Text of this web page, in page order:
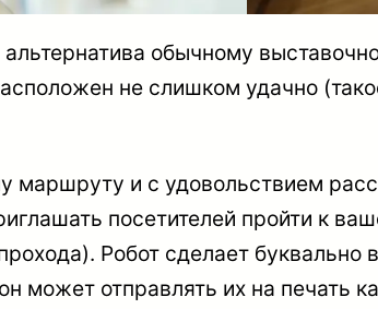
обычному
не слишком удачно
маршруту и с удовольствием
посетителей пройти к
Робот сделает
может отправлять их на печать